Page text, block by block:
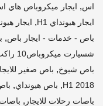
اس, ايجار ميكروباص هاي اس 15
ايجار هيونداي H1 , ايجار
باص - خدمات - ايجار باص,
شسيارت ميكروباص10 راكب ملاكى زيرو وسوزوكى ملاكى 7 راكب
باص شيوخ, باص صغير
H1 2018
, باص هيونداي,
باصات رحلات للايجار , باصات